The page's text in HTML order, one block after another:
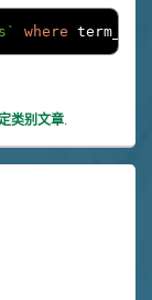
where
类别文章.